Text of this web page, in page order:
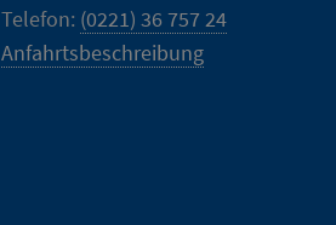
Telefon: (0221) 36 757 24
Anfahrtsbeschreibung